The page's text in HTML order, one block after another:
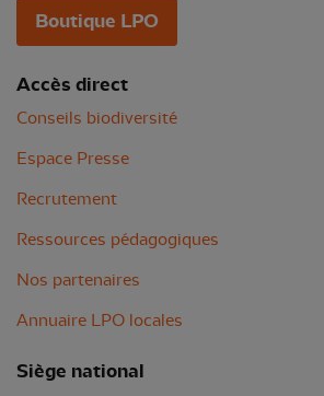
Boutique LPO
Accès direct
Conseils biodiversité
Espace Presse
Recrutement
Ressources pédagogiques
Nos partenaires
Annuaire LPO locales
Siège national